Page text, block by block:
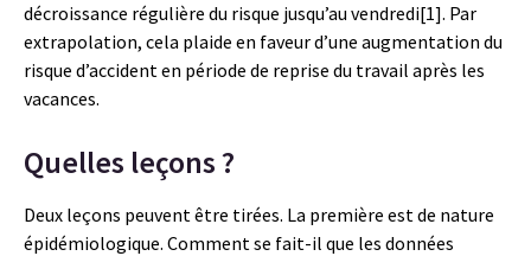
décroissance régulière du risque jusqu’au vendredi[1]. Par
extrapolation, cela plaide en faveur d’une augmentation du
risque d’accident en période de reprise du travail après les
vacances.
Quelles leçons ?
Deux leçons peuvent être tirées. La première est de nature
épidémiologique. Comment se fait-il que les données